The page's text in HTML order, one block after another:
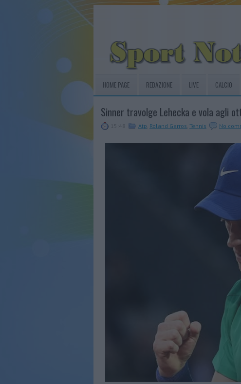
HOME PAGE REDAZIONE LIVE CALCIO
Sinner travolge Lehecka e vola agli
15:48 Atp Roland Garros Tennis No